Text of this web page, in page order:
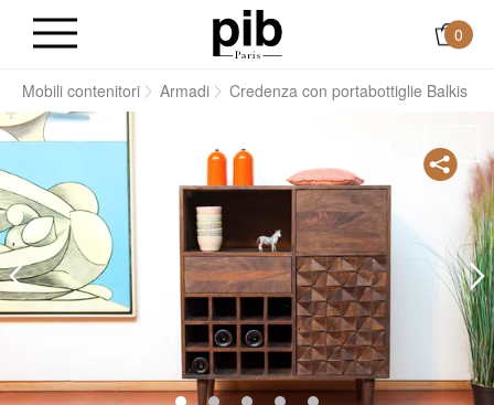
0
Mobili contenitori Armadi Credenza con portabottiglie Balkis